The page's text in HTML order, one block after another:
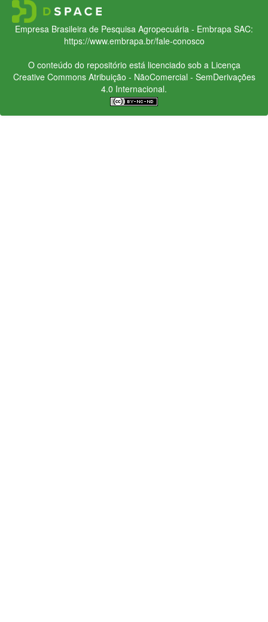
Empresa Brasileira de Pesquisa Agropecuária - Embrapa SAC:
https://www.embrapa.br/fale-conosco
O conteúdo do repositório está licenciado sob a Licença
Creative CommonsAtribuição - NãoComercial - SemDerivações
4.0 Internacional.